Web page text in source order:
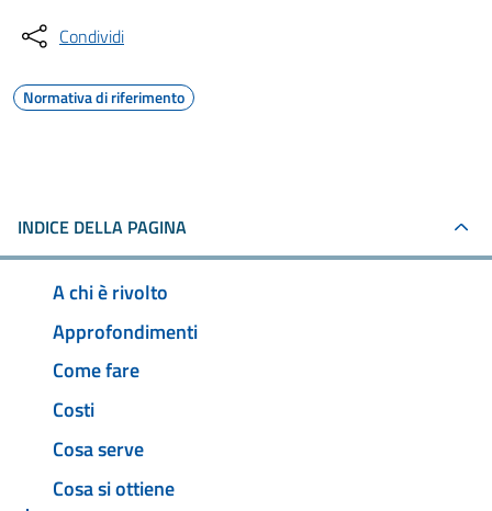
Condividi
Normativa di riferimento
INDICE DELLA PAGINA
A chi è rivolto
Approfondimenti
Come fare
Costi
Cosa serve
Cosa si ottiene